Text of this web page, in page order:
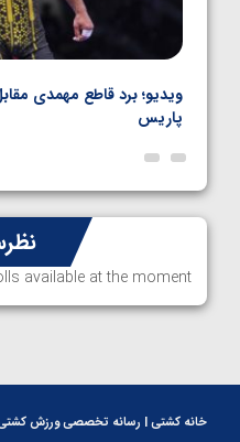
ویدیو؛ برد قاطع مهمدی
پاریس
available at the moment.
خانه کشتی | رسانه تخصصی ورزش